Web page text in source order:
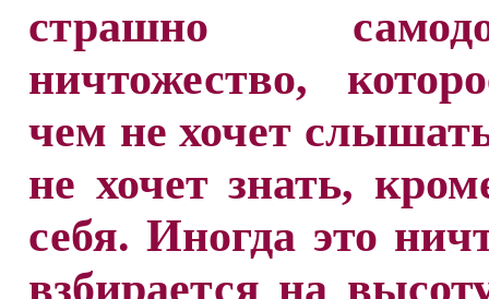
страшно
ничтожество,
чем не хочет
не хочет знать,
себя. Иногда это
взбирается на